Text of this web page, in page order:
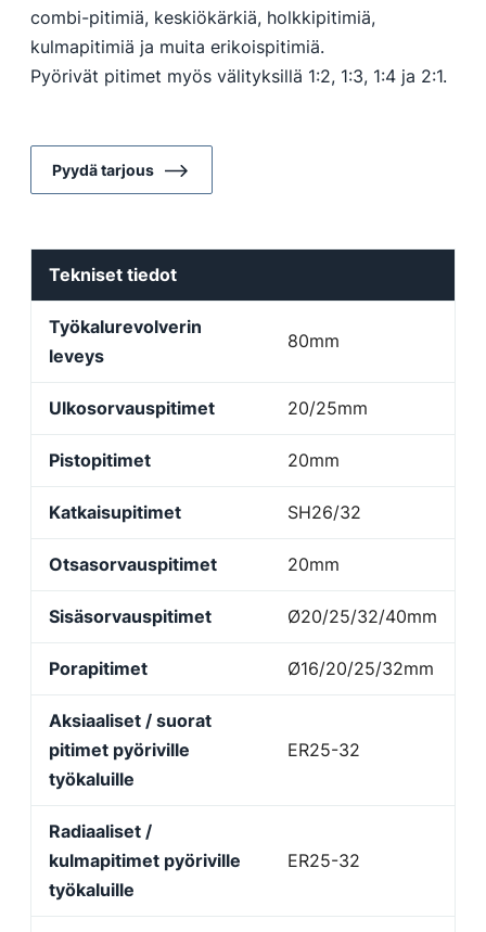
combi-pitimiä, keskiökärkiä, holkkipitimiä,
kulmapitimiä ja muita erikoispitimiä.
Pyörivät pitimet myös välityksillä 1:2, 1:3, 1:4 ja 2:1.
Pyydä tarjous
Tekniset tiedot
Työkalurevolverin
leveys
80mm
Ulkosorvauspitimet 20/25mm
Pistopitimet 20mm
Katkaisupitimet SH26/32
Otsasorvauspitimet 20mm
Sisäsorvauspitimet Ø20/25/32/40mm
Porapitimet Ø16/20/25/32mm
Aksiaaliset / suorat
pitimet pyöriville
työkaluille
ER25-32
Radiaaliset /
kulmapitimet pyöriville
työkaluille
ER25-32